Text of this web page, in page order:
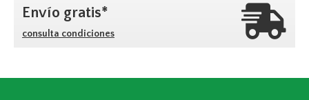
Envío gratis*
consulta condiciones